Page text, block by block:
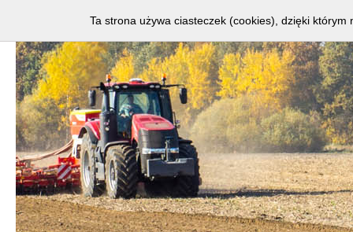
Ta strona używa ciasteczek (cookies), dzięki którym